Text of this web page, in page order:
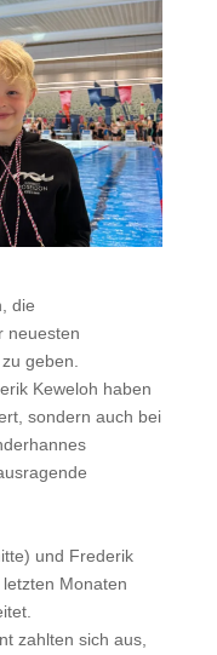
die
neuesten
geben.
Keweloh haben
sondern auch bei
und Frederik
Monaten
zahlten sich aus,